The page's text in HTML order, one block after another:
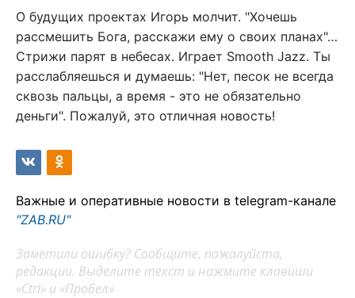
О будущих проектах Игорь молчит. "Хочешь
рассмешить Бога, расскажи ему о своих планах"…
Стрижи парят в небесах. Играет Smooth Jazz. Ты
расслабляешься и думаешь: "Нет, песок не всегда
сквозь пальцы, а время - это не обязательно
деньги". Пожалуй, это отличная новость!
Важные и оперативные новости в telegram-канале
"ZAB.RU"
Заметили ошибку? Сообщите, пожалуйста,
редакции. Выделите текст и нажмите клавиши
«Ctrl» и «Пробел»